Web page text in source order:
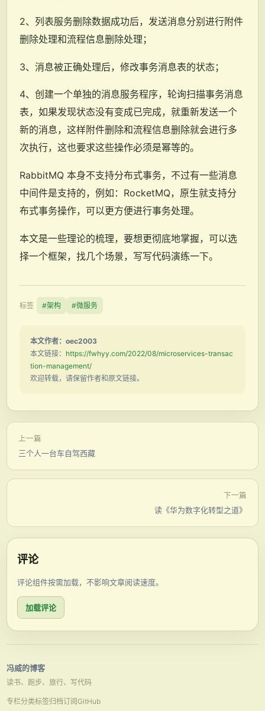
2、列表服务删除数据成功后，发送消息分别进行附件
删除处理和流程信息删除处理；
3、消息被正确处理后，修改事务消息表的状态；
4、创建一个单独的消息服务程序，轮询扫描事务消息
表，如果发现状态没有变成已完成，就重新发送一个
新的消息，这样附件删除和流程信息删除就会进行多
次执行，这也要求这些操作必须是幂等的。
RabbitMQ 本身不支持分布式事务，不过有一些消息
中间件是支持的，例如：RocketMQ，原生就支持分
布式事务操作，可以更方便进行事务处理。
本文是一些理论的梳理，要想更彻底地掌握，可以选
择一个框架，找几个场景，写写代码演练一下。
标签 #架构 #微服务
本文作者：oec2003
本文链接： https://fwhyy.com/2022/08/microservices-transac
tion-management/
欢迎转载，请保留作者和原文链接。
上一篇
三个人一台车自驾西藏
下一篇
读《华为数字化转型之道》
评论
评论组件按需加载，不影响文章阅读速度。
加载评论
冯威的博客
读书、跑步、旅行、写代码
专栏分类标签归档订阅GitHub